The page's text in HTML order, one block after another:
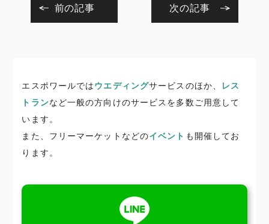
前の記事 次の記事
エスポワールではウエディングサービスのほか、 レス
トランなど一般の方向けのサービスを多数ご用意して
います。
また、フリーマーケットなどのイベント も開催してお
ります。